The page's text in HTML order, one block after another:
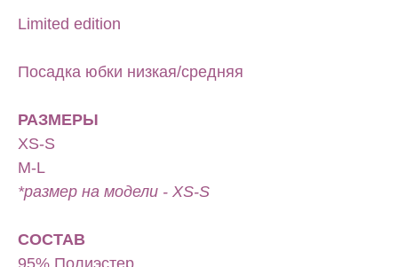
Limited edition
Посадка юбки низкая/средняя
РАЗМЕРЫ
XS-S
M-L
*размер на модели - XS-S
СОСТАВ